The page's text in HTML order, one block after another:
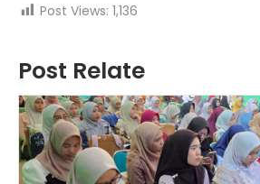
Post Views: 1,136
Post Relate